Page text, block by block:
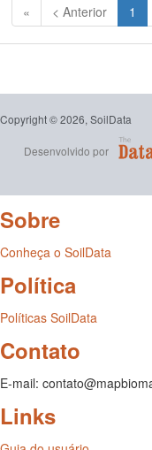
« < Anterior 1
Copyright © 2026, SoilData
Desenvolvido por
Sobre
Conheça o SoilData
Política
Políticas SoilData
Contato
E-mail:
Links